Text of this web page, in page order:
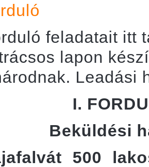
feladatait itt
lapon
Leadási
I.
Beküldési
500